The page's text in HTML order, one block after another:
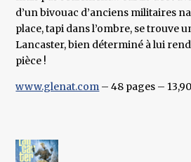
d’un bivouac d’anciens militaires
place, tapi dans l’ombre, se trouve
Lancaster, bien déterminé à lui
pièce !
www.glenat.com – 48 pages –